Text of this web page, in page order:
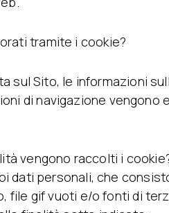
tramite i cookie?
sul Sito, le informazioni
di navigazione vengono
vengono raccolti i
dati personali, che
file gif vuoti e/o fonti di